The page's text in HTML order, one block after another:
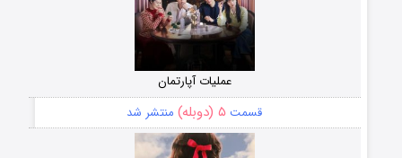
عملیات آپارتمان
قسمت ۵ (دوبله) منتشر شد